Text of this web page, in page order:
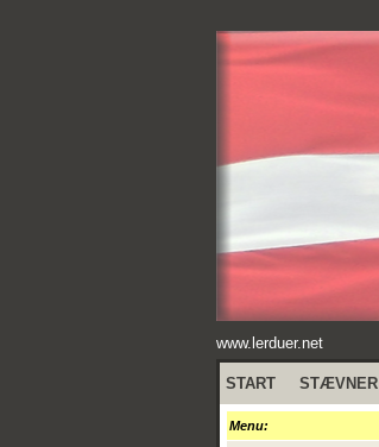
www.lerduer.net
START STÆVNER
Menu: